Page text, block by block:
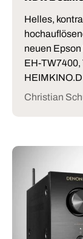
Helles,
neuen
EH-TW7400,
Christian